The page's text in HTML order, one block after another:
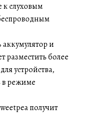
к слуховым
и
разместить более
устройства,
в режиме
получит